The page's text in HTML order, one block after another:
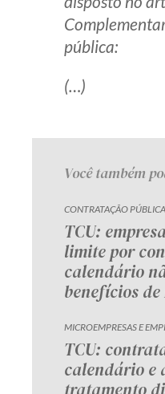
Zênite
Av. Sete
Batel Curitiba/
Telefone
pública:
(…)
Você também
CONTRATAÇÃO PÚBLICA
TCU:
limite por
calendário
benefícios de
MICROEMPRESAS E
TCU:
calendário e